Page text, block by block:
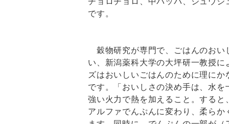
です。
穀物研究が専門で、ごはんのおい
い、新潟薬科大学の大坪研一教授に
ズはおいしいごはんのために理にか
です。「おいしさの決め手は、水を
強い火力で熱を加えること。すると
アルファでんぷんに変わり、柔らか